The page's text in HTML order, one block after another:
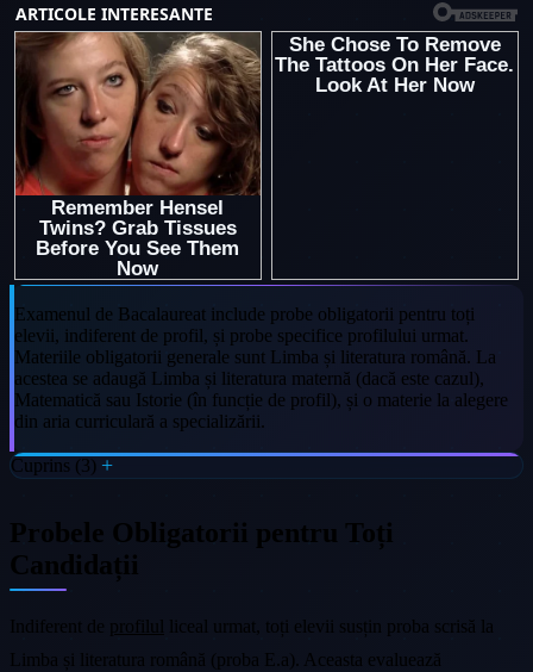
Examenul de Bacalaureat include probe obligatorii pentru toți
elevii, indiferent de profil, și probe specifice profilului urmat.
Materiile obligatorii generale sunt Limba și literatura română. La
acestea se adaugă Limba și literatura maternă (dacă este cazul),
Matematică sau Istorie (în funcție de profil), și o materie la alegere
din aria curriculară a specializării.
Cuprins (3)
Probele Obligatorii pentru Toți
Candidații
Indiferent de profilul liceal urmat, toți elevii susțin proba scrisă la
Limba și literatura română (proba E.a). Aceasta evaluează